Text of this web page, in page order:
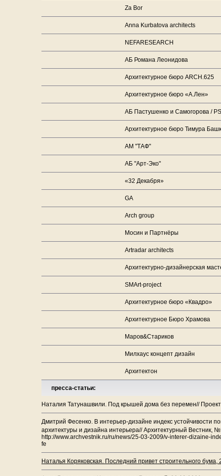
Za Bor
Anna Kurbatova architects
NEFARESEARCH
АБ Романа Леонидова
Архитектурное бюро ARCH.625
Архитектурное бюро «А.Лен»
АБ Пастушенко и Самогорова /
Архитектурное бюро Тимура
АМ "ТАФ"
АБ "Арт-Эко"
«32 Декабря»
GA
Arch group
Мосин и Партнёры
Artradar architects
Архитектурно-дизайнерская
SMArt-project
Архитектурное бюро «Квадро»
Архитектурное Бюро Храмова
Маров&Стариков
Милхаус концепт дизайн
Архитектон
пресса-статьи:
Наталия Татунашвили. Под крышей дома без перемен//
Дмитрий Фесенко. В интерьер-дизайне индекс устойчивости
архитектуры и дизайна интерьера// Архитектурный Вестник,
http://www.archvestnik.ru/ru/news/25-03-2009/v-interer-dizaine-
fe
Наталья Коряковская. Последний привет строительного бума,